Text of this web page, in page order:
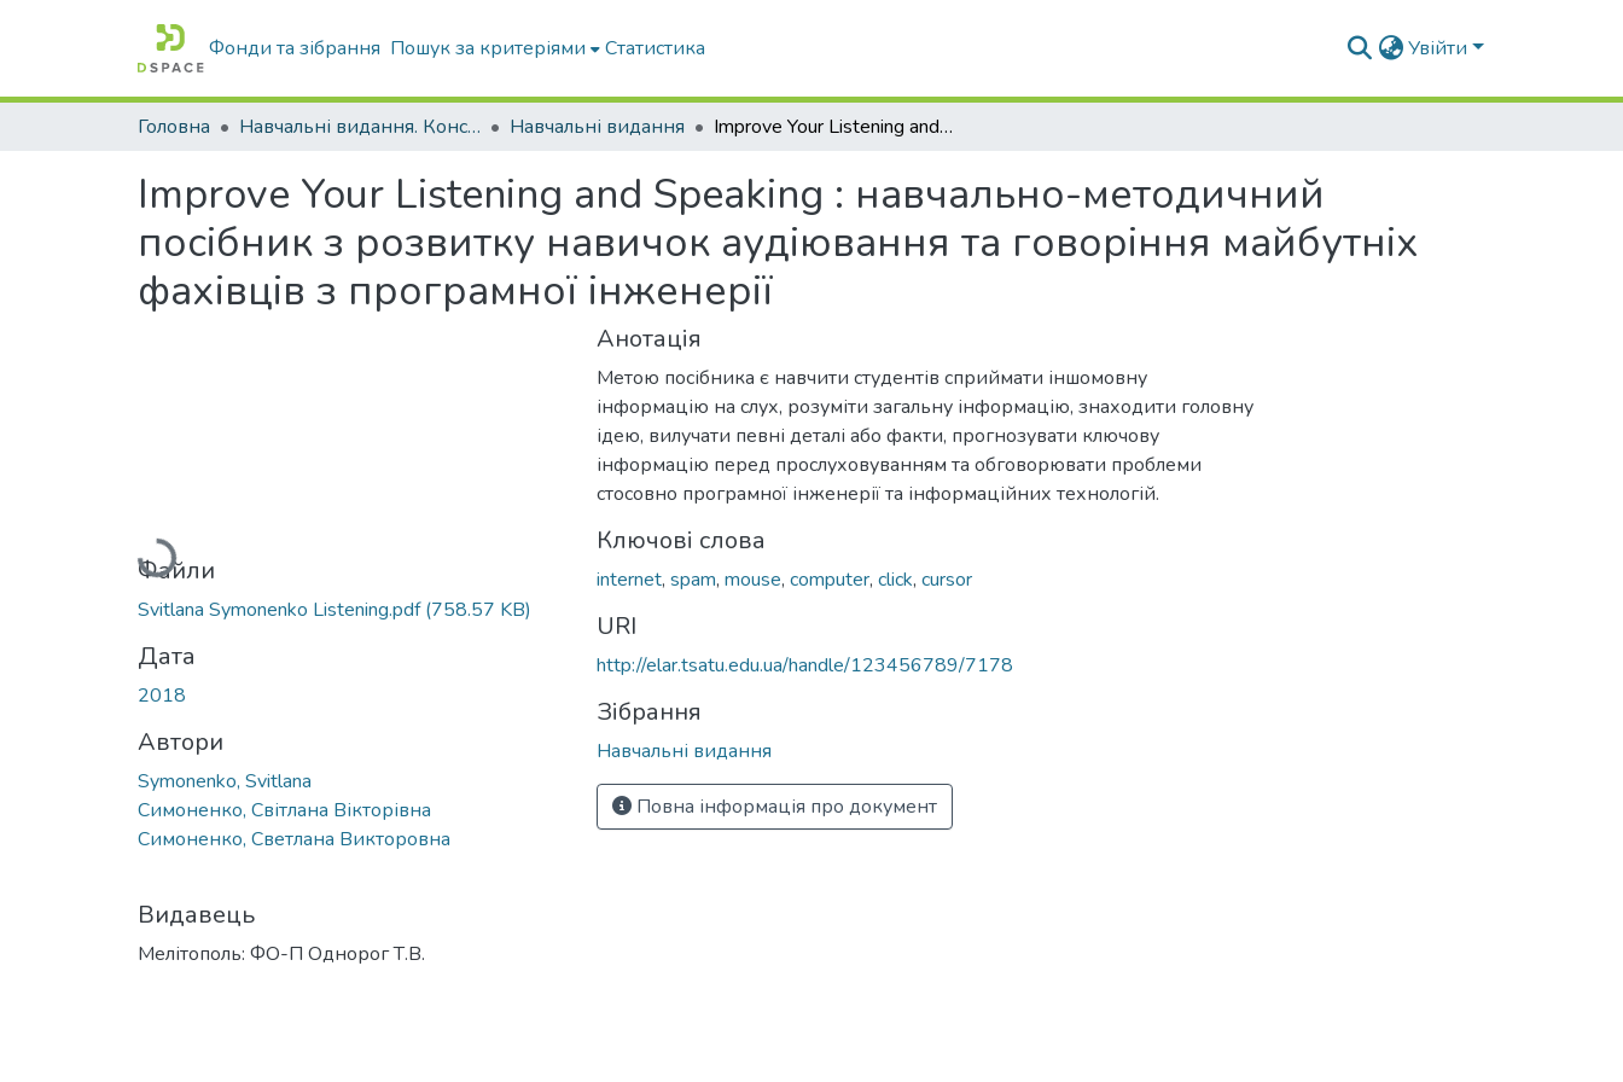
Фонди та зібрання Пошук за критеріями Статистика Увійти
Головна Навчальні видання. Конспекти лекцій Навчальні видання Improve Your Listening and Speaking : навчально-методичний посібник з розвитку навичок аудіювання та говоріння майбутніх фахівців з програмної інженерії
Improve Your Listening and Speaking : навчально-методичний
посібник з розвитку навичок аудіювання та говоріння майбутніх
фахівців з програмної інженерії
Вантажиться...
Файли
Svitlana Symonenko Listening.pdf(758.57 KB)
Дата
2018
Автори
Symonenko, Svitlana
Симоненко, Світлана Вікторівна
Симоненко, Светлана Викторовна
Видавець
Мелітополь: ФО-П Однорог Т.В.
Анотація
Метою посібника є навчити студентів сприймати іншомовну
інформацію на слух, розуміти загальну інформацію, знаходити головну
ідею, вилучати певні деталі або факти, прогнозувати ключову
інформацію перед прослуховуванням та обговорювати проблеми
стосовно програмної інженерії та інформаційних технологій.
Ключові слова
internet, spam, mouse, computer, click, cursor
URI
http://elar.tsatu.edu.ua/handle/123456789/7178
Зібрання
Навчальні видання
Повна інформація про документ